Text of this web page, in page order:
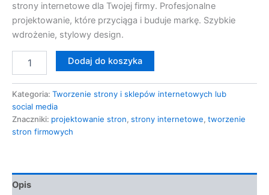
strony internetowe dla Twojej firmy. Profesjonalne
projektowanie, które przyciąga i buduje markę. Szybkie
wdrożenie, stylowy design.
Dodaj do koszyka
Kategoria: Tworzenie strony i sklepów internetowych lub
social media
Znaczniki: projektowanie stron, strony internetowe, tworzenie
stron firmowych
Opis